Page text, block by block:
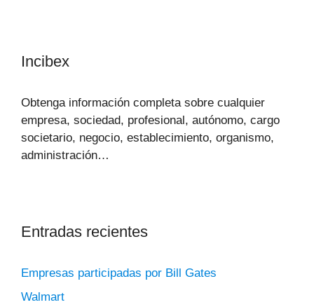
Incibex
Obtenga información completa sobre cualquier
empresa, sociedad, profesional, autónomo, cargo
societario, negocio, establecimiento, organismo,
administración…
Entradas recientes
Empresas participadas por Bill Gates
Walmart